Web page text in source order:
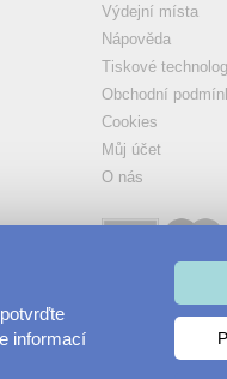
Výdejní místa
Nápověda
Tiskové
Obchodní
Cookies
Můj účet
O nás
informací